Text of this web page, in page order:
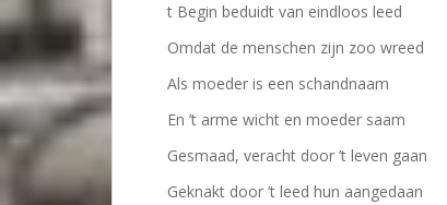
t Begin beduidt van eindloos leed
Omdat de menschen zijn zoo wreed
Als moeder is een schandnaam
En ’t arme wicht en moeder saam
Gesmaad, veracht door ’t leven gaan
Geknakt door ’t leed hun aangedaan